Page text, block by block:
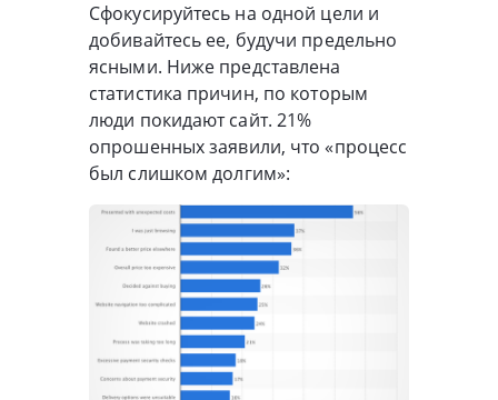
Сфокусируйтесь на одной цели и
добивайтесь ее, будучи предельно
ясными. Ниже представлена
статистика причин, по которым
люди покидают сайт. 21%
опрошенных заявили, что «процесс
был слишком долгим»: